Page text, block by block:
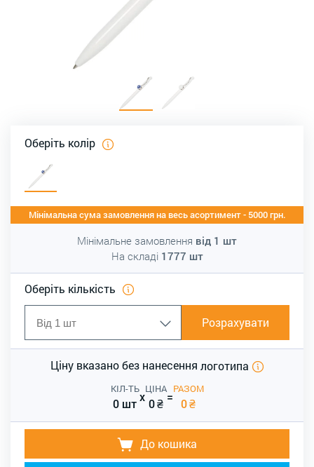
Оберіть колір
Мінімальна сума замовлення на весь асортимент - 5000 грн.
Мінімальне замовлення від 1 шт
На складі 1777 шт
Оберіть кількість
Розрахувати
Ціну вказано без нанесення логотипа
КІЛ-ТЬ
0 штx
ЦІНА
0₴ =
РАЗОМ
0₴
До кошика